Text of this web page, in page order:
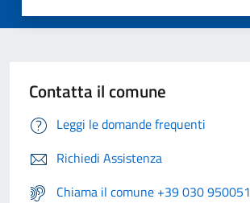
Contatta il comune
Leggi le domande frequenti
Richiedi Assistenza
Chiama il comune +39 030 950051